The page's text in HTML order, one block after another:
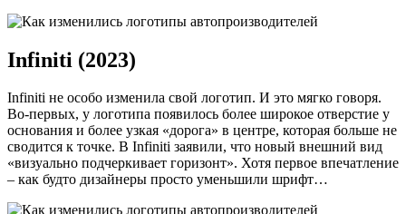
Infiniti (2023)
Infiniti не особо изменила свой логотип. И это мягко говоря.
Во-первых, у логотипа появилось более широкое отверстие у
основания и более узкая «дорога» в центре, которая больше не
сводится к точке. В Infiniti заявили, что новый внешний вид
«визуально подчеркивает горизонт». Хотя первое впечатление
– как будто дизайнеры просто уменьшили шрифт…